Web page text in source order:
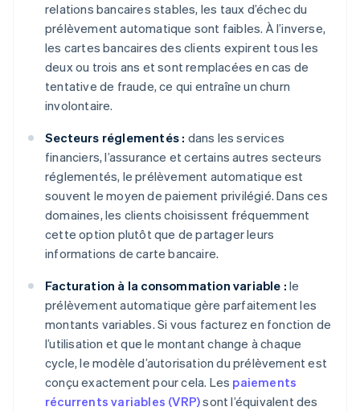
relations bancaires stables, les taux d’échec du
prélèvement automatique sont faibles. À l’inverse,
les cartes bancaires des clients expirent tous les
deux ou trois ans et sont remplacées en cas de
tentative de fraude, ce qui entraîne un churn
involontaire.
Secteurs réglementés : dans les services
financiers, l’assurance et certains autres secteurs
réglementés, le prélèvement automatique est
souvent le moyen de paiement privilégié. Dans ces
domaines, les clients choisissent fréquemment
cette option plutôt que de partager leurs
informations de carte bancaire.
Facturation à la consommation variable : le
prélèvement automatique gère parfaitement les
montants variables. Si vous facturez en fonction de
l’utilisation et que le montant change à chaque
cycle, le modèle d’autorisation du prélèvement est
conçu exactement pour cela. Les paiements
récurrents variables (VRP)sont l’équivalent des